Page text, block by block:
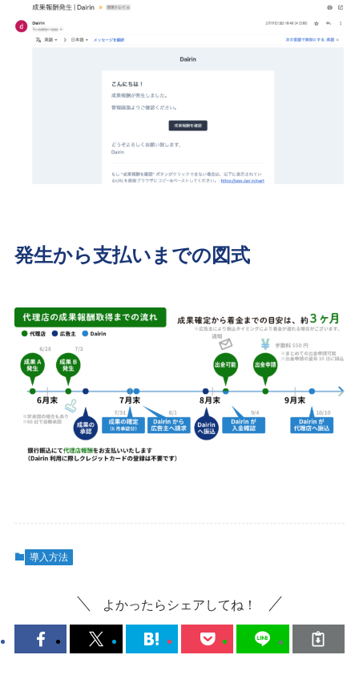
発生から支払いまでの図式
導入方法
よかったらシェアしてね！